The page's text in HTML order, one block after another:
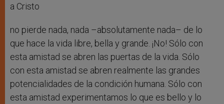
a Cristo
no pierde nada, nada –absolutamente nada– de lo
que hace la vida libre, bella y grande. ¡No! Sólo con
esta amistad se abren las puertas de la vida. Sólo
con esta amistad se abren realmente las grandes
potencialidades de la condición humana. Sólo con
esta amistad experimentamos lo que es bello y lo